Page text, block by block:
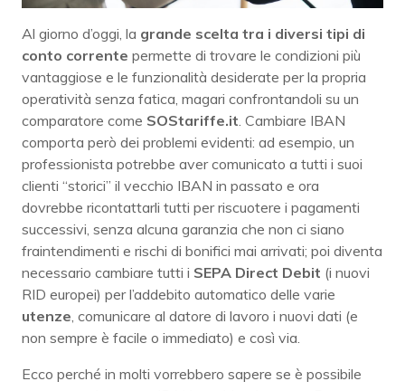
Al giorno d’oggi, la grande scelta tra i diversi tipi di
conto corrente permette di trovare le condizioni più
vantaggiose e le funzionalità desiderate per la propria
operatività senza fatica, magari confrontandoli su un
comparatore come SOStariffe.it . Cambiare IBAN
comporta però dei problemi evidenti: ad esempio, un
professionista potrebbe aver comunicato a tutti i suoi
clienti “storici” il vecchio IBAN in passato e ora
dovrebbe ricontattarli tutti per riscuotere i pagamenti
successivi, senza alcuna garanzia che non ci siano
fraintendimenti e rischi di bonifici mai arrivati; poi diventa
necessario cambiare tutti i SEPA Direct Debit (i nuovi
RID europei) per l’addebito automatico delle varie
utenze , comunicare al datore di lavoro i nuovi dati (e
non sempre è facile o immediato) e così via.
Ecco perché in molti vorrebbero sapere se è possibile